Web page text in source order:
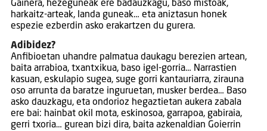
Gainera, hezeguneak ere badauzkagu, baso mistoak,
harkaitz-arteak, landa guneak… eta aniztasun honek
espezie ezberdin asko erakartzen du gurera.
Adibidez?
Anfibioetan uhandre palmatua daukagu berezien artean,
baita arrabioa, txantxikua, baso igel-gorria… Narrastien
kasuan, eskulapio sugea, suge gorri kantauriarra, zirauna
oso arrunta da baratze inguruetan, musker berdea… Baso
asko dauzkagu, eta ondorioz hegaztietan aukera zabala
ere bai: hainbat okil mota, eskinosoa, garrapoa, gabiraia,
gerri txoria… gurean bizi dira, baita azkenaldian Goierrin